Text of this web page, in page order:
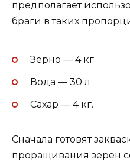
предполагает
браги в таких
Зерно — 4 кг
Вода — 30 л
Сахар — 4 кг.
Сначала готовят
проращивания зерен